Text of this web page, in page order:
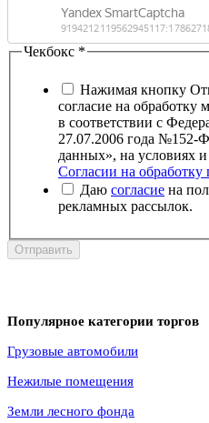
Чекбокс *
Нажимая кнопку
согласие на
в соответствии с
27.07.2006 года №152-
данных», на условиях
Согласии на
Даю согласие на
рекламных рассылок.
Отправить
Популярное категории торгов
Грузовые автомобили
Нежилые помещения
Земли лесного фонда